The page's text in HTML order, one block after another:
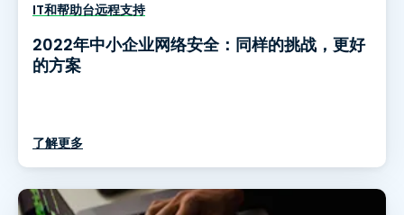
IT和帮助台远程支持
2022年中小企业网络安全：同样的挑战，更好
的方案
了解更多